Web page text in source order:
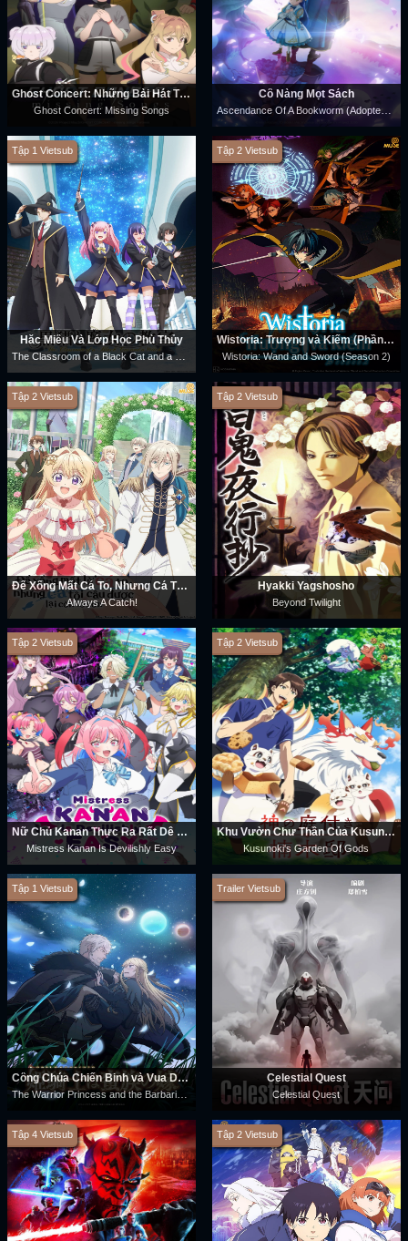
Ghost Concert: Những Bài Hát Thất Lạc
Ghost Concert: Missing Songs
Cô Nàng Mọt Sách
Ascendance Of A Bookworm (Adopted Daughter Of An Archduke)
Tập 1 Vietsub
Hắc Miêu Và Lớp Học Phù Thủy
The Classroom of a Black Cat and a Witch
Tập 2 Vietsub
Wistoria: Trượng và Kiếm (Phần 2)
Wistoria: Wand and Sword (Season 2)
Tập 2 Vietsub
Để Xổng Mất Cá To, Nhưng Cá Tôi Câu Được Lại Còn To Hơn
Always A Catch!
Tập 2 Vietsub
Hyakki Yagshosho
Beyond Twilight
Tập 2 Vietsub
Nữ Chủ Kanan Thực Ra Rất Dễ Dụ
Mistress Kanan Is Devilishly Easy
Tập 2 Vietsub
Khu Vườn Chư Thần Của Kusunoki
Kusunoki's Garden Of Gods
Tập 1 Vietsub
Công Chúa Chiến Binh và Vua Dã Ma
The Warrior Princess and the Barbaric King
Trailer Vietsub
Celestial Quest
Celestial Quest
Tập 4 Vietsub Tập 2 Vietsub